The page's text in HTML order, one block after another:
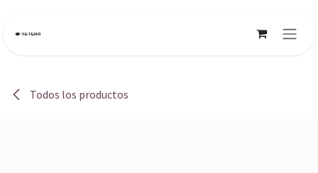
Todos los productos